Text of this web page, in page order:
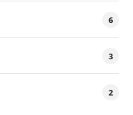
6
3
2